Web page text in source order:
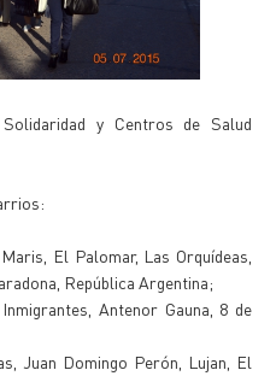
y Centros de Salud
El Palomar, Las Orquídeas,
República Argentina;
Antenor Gauna, 8 de
Juan Domingo Perón, Lujan, El